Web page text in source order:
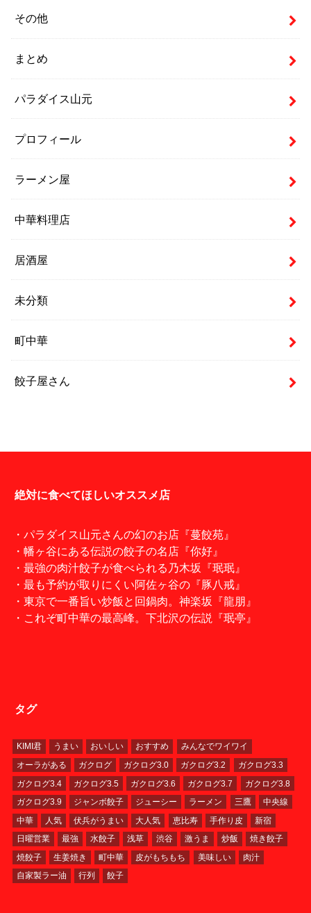
その他
まとめ
パラダイス山元
プロフィール
ラーメン屋
中華料理店
居酒屋
未分類
町中華
餃子屋さん
絶対に食べてほしいオススメ店
・パラダイス山元さんの幻のお店『蔓餃苑』
・幡ヶ谷にある伝説の餃子の名店『你好』
・最強の肉汁餃子が食べられる乃木坂『珉珉』
・最も予約が取りにくい阿佐ヶ谷の『豚八戒』
・東京で一番旨い炒飯と回鍋肉。神楽坂『龍朋』
・これぞ町中華の最高峰。下北沢の伝説『珉亭』
タグ
KIMI君 うまい おいしい おすすめ
みんなでワイワイ
オーラがある
ガクログ ガクログ3.0 ガクログ3.2
ガクログ3.3
ガクログ3.4
ガクログ3.5 ガクログ3.6 ガクログ3.7
ガクログ3.8
ガクログ3.9
ジャンボ餃子 ジューシー ラーメン 三鷹
中央線
中華
人気 伏兵がうまい 大人気 恵比寿 手作り皮
新宿
日曜営業
最強 水餃子 浅草 渋谷 激うま 炒飯
焼き餃子
焼餃子
生姜焼き 町中華 皮がもちもち 美味しい
肉汁
自家製ラー油
行列 餃子